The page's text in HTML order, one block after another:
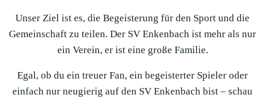
Unser Ziel ist es, die Begeisterung für den Sport und die
Gemeinschaft zu teilen. Der SV Enkenbach ist mehr als nur
ein Verein, er ist eine große Familie.
Egal, ob du ein treuer Fan, ein begeisterter Spieler oder
einfach nur neugierig auf den SV Enkenbach bist – schau